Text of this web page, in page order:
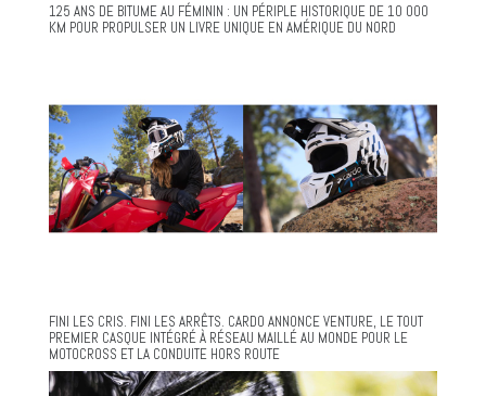
125 ANS DE BITUME AU FÉMININ : UN PÉRIPLE HISTORIQUE DE 10 000
KM POUR PROPULSER UN LIVRE UNIQUE EN AMÉRIQUE DU NORD
FINI LES CRIS. FINI LES ARRÊTS. CARDO ANNONCE VENTURE, LE TOUT
PREMIER CASQUE INTÉGRÉ À RÉSEAU MAILLÉ AU MONDE POUR LE
MOTOCROSS ET LA CONDUITE HORS ROUTE